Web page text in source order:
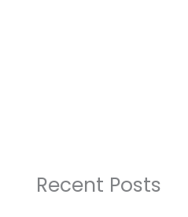
Recent Posts